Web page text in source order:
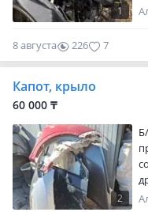
1
8 августа 226 7
Капот, крыло
60 000 ₸
2